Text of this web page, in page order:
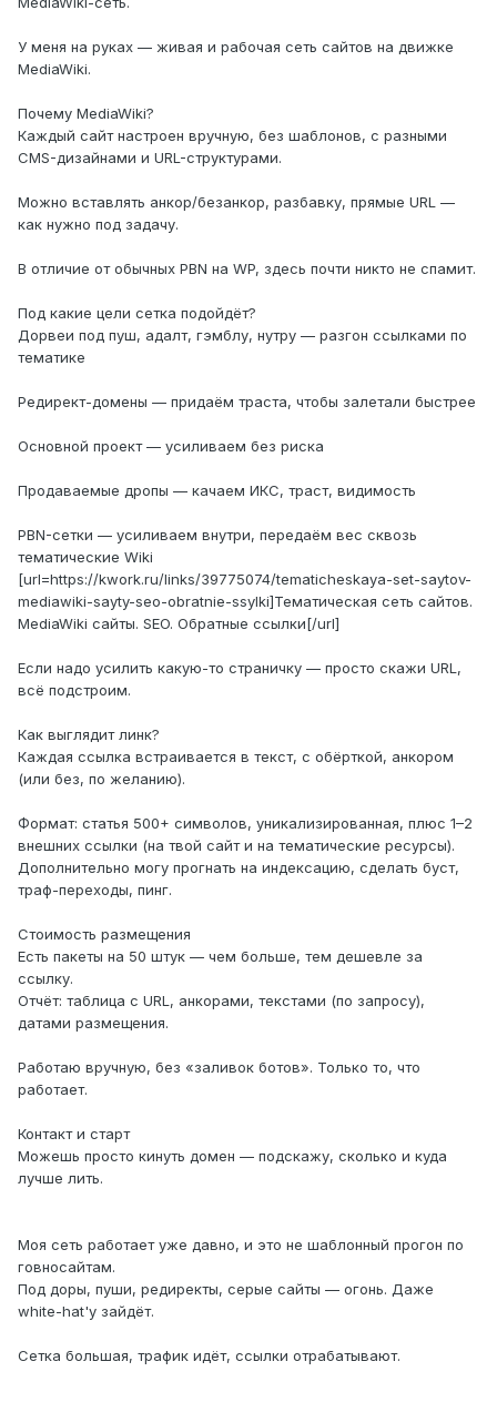
У меня на руках — живая и рабочая сеть сайтов на движке
MediaWiki.
Почему MediaWiki?
Каждый сайт настроен вручную, без шаблонов, с разными
CMS-дизайнами и URL-структурами.
Можно вставлять анкор/безанкор, разбавку, прямые URL —
как нужно под задачу.
В отличие от обычных PBN на WP, здесь почти никто не спамит.
Под какие цели сетка подойдёт?
Дорвеи под пуш, адалт, гэмблу, нутру — разгон ссылками по
тематике
Редирект-домены — придаём траста, чтобы залетали быстрее
Основной проект — усиливаем без риска
Продаваемые дропы — качаем ИКС, траст, видимость
PBN-сетки — усиливаем внутри, передаём вес сквозь
тематические Wiki
[url=https://kwork.ru/links/39775074/tematicheskaya-set-saytov-
mediawiki-sayty-seo-obratnie-ssylki]Тематическая сеть сайтов.
MediaWiki сайты. SEO. Обратные ссылки[/url]
Если надо усилить какую-то страничку — просто скажи URL,
всё подстроим.
Как выглядит линк?
Каждая ссылка встраивается в текст, с обёрткой, анкором
(или без, по желанию).
Формат: статья 500+ символов, уникализированная, плюс 1–2
внешних ссылки (на твой сайт и на тематические ресурсы).
Дополнительно могу прогнать на индексацию, сделать буст,
траф-переходы, пинг.
Стоимость размещения
Есть пакеты на 50 штук — чем больше, тем дешевле за
ссылку.
Отчёт: таблица с URL, анкорами, текстами (по запросу),
датами размещения.
Работаю вручную, без «заливок ботов». Только то, что
работает.
Контакт и старт
Можешь просто кинуть домен — подскажу, сколько и куда
лучше лить.
Моя сеть работает уже давно, и это не шаблонный прогон по
говносайтам.
Под доры, пуши, редиректы, серые сайты — огонь. Даже
white-hat'у зайдёт.
Сетка большая, трафик идёт, ссылки отрабатывают.